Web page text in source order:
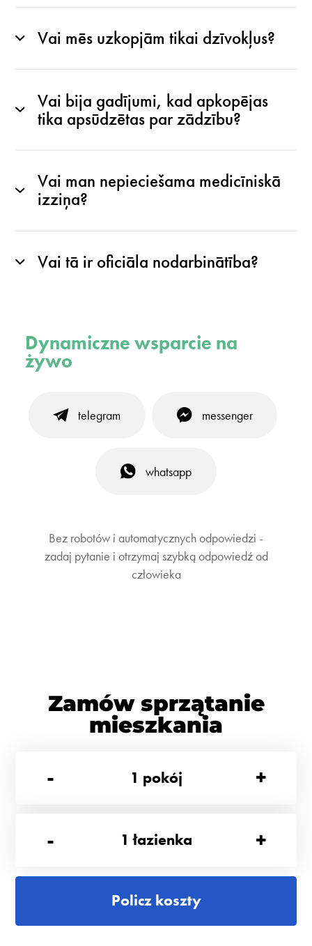
Vai mēs uzkopjām tikai dzīvokļus?
Vai bija gadījumi, kad apkopējas
tika apsūdzētas par zādzību?
Vai man nepieciešama medicīniskā
izziņa?
Vai tā ir oficiāla nodarbinātība?
Dynamiczne wsparcie na
żywo
telegram messenger
whatsapp
Bez robotów i automatycznych odpowiedzi -
zadaj pytanie i otrzymaj szybką odpowiedź od
człowieka
Zamów sprzątanie
mieszkania
-
1 pokój +
- 1 łazienka +
Policz koszty